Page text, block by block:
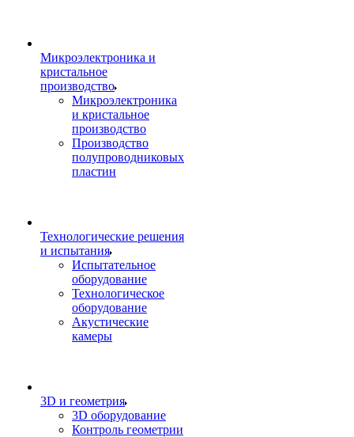
Микроэлектроника и
кристальное
производство
Микроэлектроника
и кристальное
производство
Производство
полупроводниковых
пластин
Технологические решения
и испытания
Испытательное
оборудование
Технологическое
оборудование
Акустические
камеры
3D и геометрия
3D оборудование
Контроль геометрии